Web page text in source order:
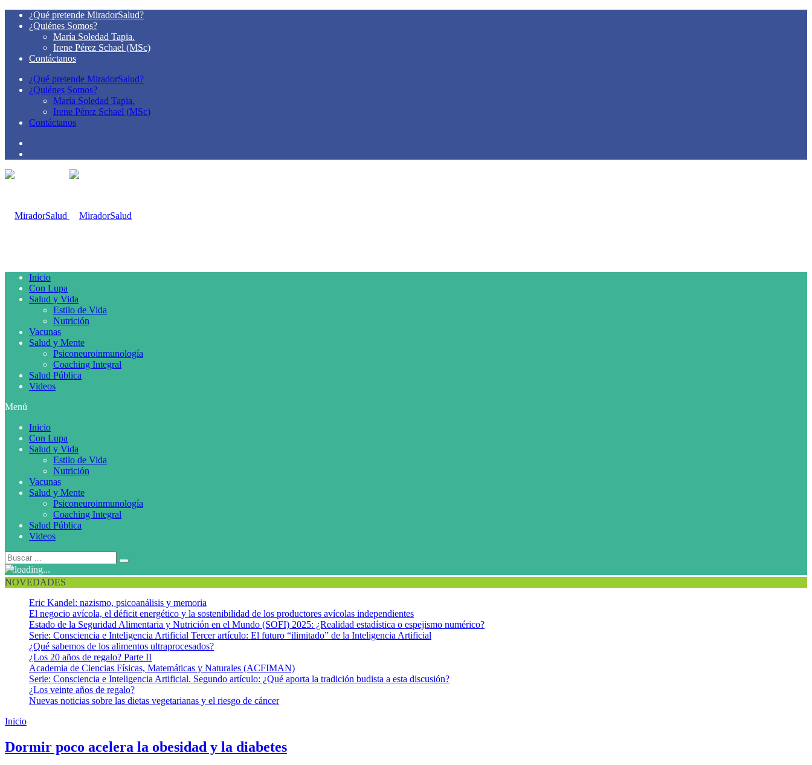
¿Qué pretende MiradorSalud?
¿Quiénes Somos?
María Soledad Tapia.
Irene Pérez Schael (MSc)
Contáctanos
¿Qué pretende MiradorSalud?
¿Quiénes Somos?
María Soledad Tapia.
Irene Pérez Schael (MSc)
Contáctanos
Inicio
Con Lupa
Salud y Vida
Estilo de Vida
Nutrición
Vacunas
Salud y Mente
Psiconeuroinmunología
Coaching Integral
Salud Pública
Videos
Menú
Inicio
Con Lupa
Salud y Vida
Estilo de Vida
Nutrición
Vacunas
Salud y Mente
Psiconeuroinmunología
Coaching Integral
Salud Pública
Videos
NOVEDADES
Eric Kandel: nazismo, psicoanálisis y memoria
El negocio avícola, el déficit energético y la sostenibilidad de los productores avícolas independientes
Estado de la Seguridad Alimentaria y Nutrición en el Mundo (SOFI) 2025: ¿Realidad estadística o espejismo numérico?
Serie: Consciencia e Inteligencia Artificial Tercer artículo: El futuro “ilimitado” de la Inteligencia Artificial
¿Qué sabemos de los alimentos ultraprocesados?
¿Los 20 años de regalo? Parte II
Academia de Ciencias Físicas, Matemáticas y Naturales (ACFIMAN)
Serie: Consciencia e Inteligencia Artificial. Segundo artículo: ¿Qué aporta la tradición budista a esta discusión?
¿Los veinte años de regalo?
Nuevas noticias sobre las dietas vegetarianas y el riesgo de cáncer
Inicio
Dormir poco acelera la obesidad y la diabetes